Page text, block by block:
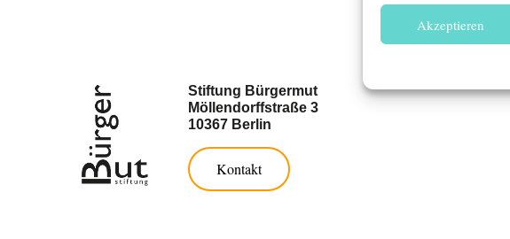
Akzeptieren
Stiftung Bürgermut
Möllendorffstraße 3
10367 Berlin
Kontakt